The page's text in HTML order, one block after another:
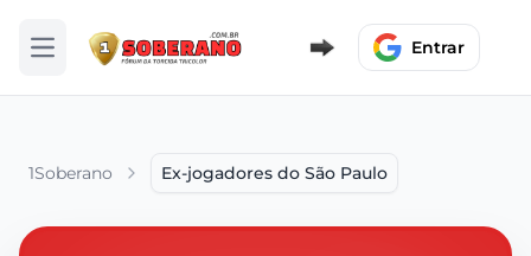
Abrir menu Entrar
1Soberano Ex-jogadores do São Paulo